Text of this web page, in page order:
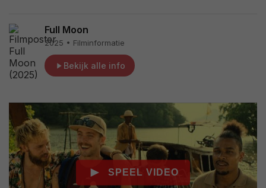
Full Moon
2025 • Filminformatie
Bekijk alle info